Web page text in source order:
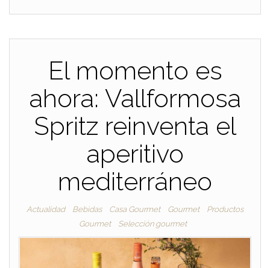
El momento es
ahora: Vallformosa
Spritz reinventa el
aperitivo
mediterráneo
Actualidad Bebidas Casa Gourmet Gourmet
Productos
Gourmet
Selección gourmet